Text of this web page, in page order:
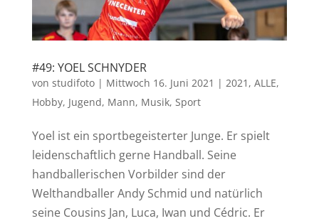
#49: YOEL SCHNYDER
von studifoto| Mittwoch 16. Juni 2021 | 2021 , ALLE,
Hobby, Jugend, Mann, Musik, Sport
Yoel ist ein sportbegeisterter Junge. Er spielt
leidenschaftlich gerne Handball. Seine
handballerischen Vorbilder sind der
Welthandballer Andy Schmid und natürlich
seine Cousins Jan, Luca, Iwan und Cédric. Er